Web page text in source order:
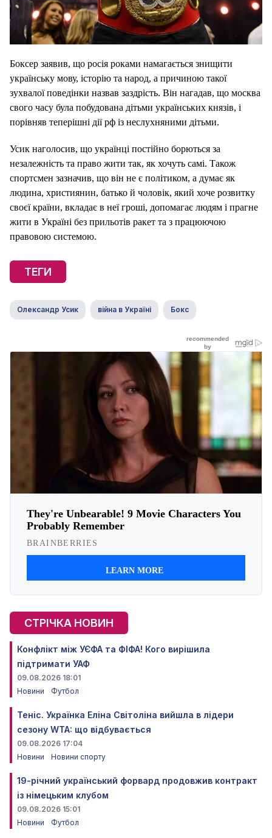
Боксер заявив, що росія роками намагається знищити
українську мову, історію та народ, а причиною такої
зухвалої поведінки назвав заздрість. Він нагадав, що москва
свого часу була побудована дітьми українських князів, і
порівняв теперішні дії рф із неслухняними дітьми.
Усик наголосив, що українці постійно борються за
незалежність та право жити так, як хочуть самі. Також
спортсмен зазначив, що він не є політиком, а думає як
людина, християнин, батько й чоловік, який хоче розвитку
своєї країни, вкладає в неї гроші, допомагає людям і прагне
жити в Україні без прильотів ракет та з працюючою
правовою системою.
ТЕГИ
Олександр Усик війна в Україні Бокс
СТРІЧКА НОВИН
Конфлікт між УЄФА та ФІФА! Кого вирішила
підтримати УАФ
09.08.2026 18:01
Новини
Футбол
Теніс. Українка Еліна Світоліна вийшла в лідери
сезону WTA: що відбувається
09.08.2026 17:04
Новини
Новини спорту
19-річний український форвард продовжив контракт
із німецьким клубом
09.08.2026 15:01
Новини
Футбол